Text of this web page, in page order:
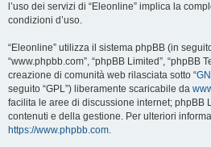
l’uso dei servizi di “Eleonline” implica la
condizioni d’uso.
“Eleonline” utilizza il sistema phpBB (in
“www.phpbb.com”, “phpBB Limited”, “phpBB
creazione di comunità web rilasciata sotto “
seguito “GPL”) liberamente scaricabile da
facilita le aree di discussione internet; phpBB
contenuti e della gestione. Per ulteriori
https://www.phpbb.com.